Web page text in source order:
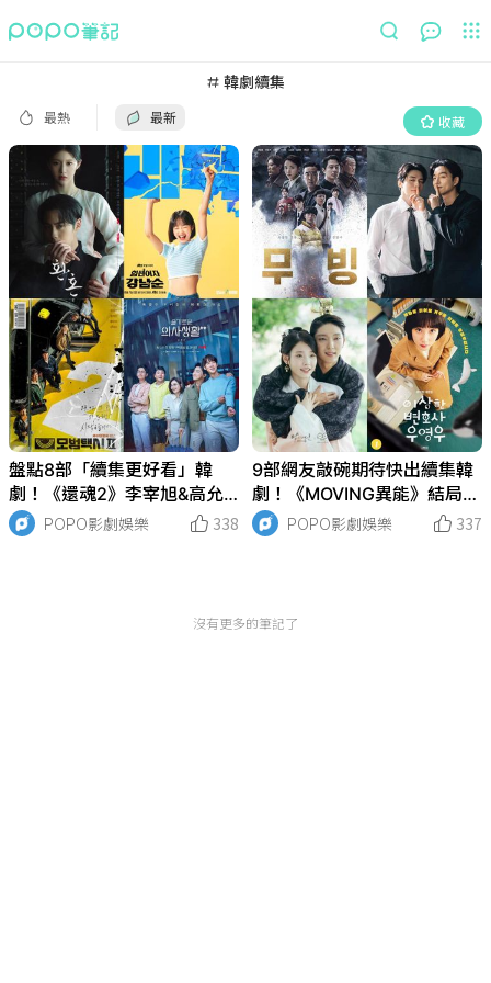
韓劇續集
最熱 最新 收藏
收藏
盤點8部「續集更好看」韓
劇！《還魂2》李宰旭&高允
貞CP感爆棚，黑馬《大力女
子姜南順》收視破前作紀錄！
POPO影劇娛樂 338
9部網友敲碗期待快出續集韓
劇！《MOVING異能》結局彩
蛋超驚人，孔劉&李棟旭睽違
7年再合體！
POPO影劇娛樂 337
沒有更多的筆記了